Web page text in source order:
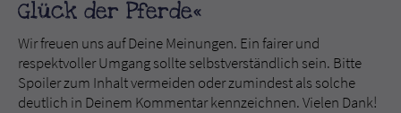
Glück der Pferde«
Wir freuen uns auf Deine Meinungen. Ein fairer und
respektvoller Umgang sollte selbstverständlich sein. Bitte
Spoiler zum Inhalt vermeiden oder zumindest als solche
deutlich in Deinem Kommentar kennzeichnen. Vielen Dank!